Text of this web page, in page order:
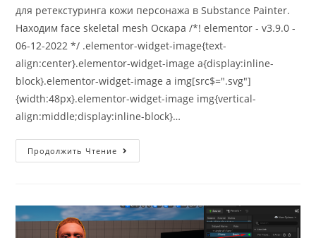
для ретекстуринга кожи персонажа в Substance Painter.
Находим face skeletal mesh Оскара /*! elementor - v3.9.0 -
06-12-2022 */ .elementor-widget-image{text-
align:center}.elementor-widget-image a{display:inline-
block}.elementor-widget-image a img[src$=".svg"]
{width:48px}.elementor-widget-image img{vertical-
align:middle;display:inline-block}…
Продолжить Чтение Ретекстуринг
Кожи